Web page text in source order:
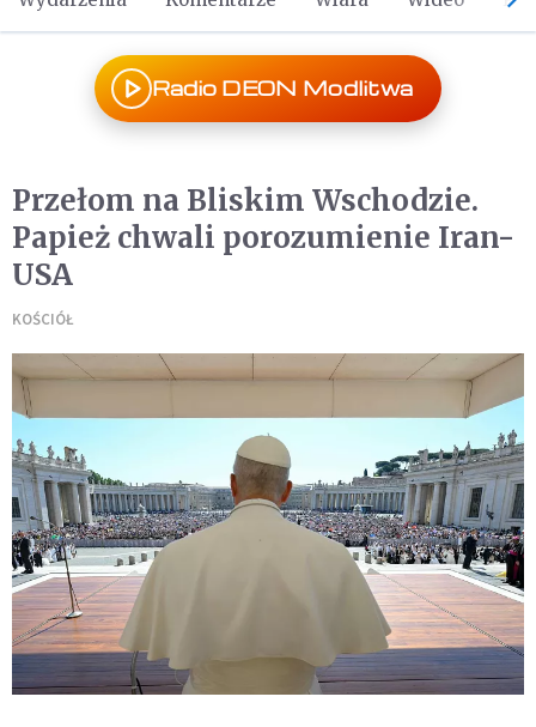
Radio DEON Modlitwa
Przełom na Bliskim Wschodzie.
Papież chwali porozumienie Iran-
USA
KOŚCIÓŁ